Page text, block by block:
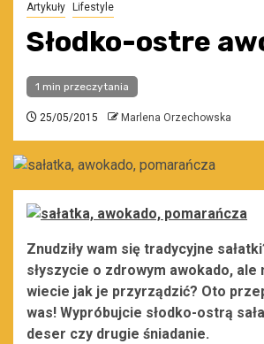
Artykuły Lifestyle
Słodko-ostre
1 min przeczytania
25/05/2015 Marlena Orzechowska
Znudziły wam się tradycyjne
słyszycie o zdrowym awokado, ale
wiecie jak je przyrządzić? Oto
was! Wypróbujcie słodko-ostrą
deser czy drugie śniadanie.